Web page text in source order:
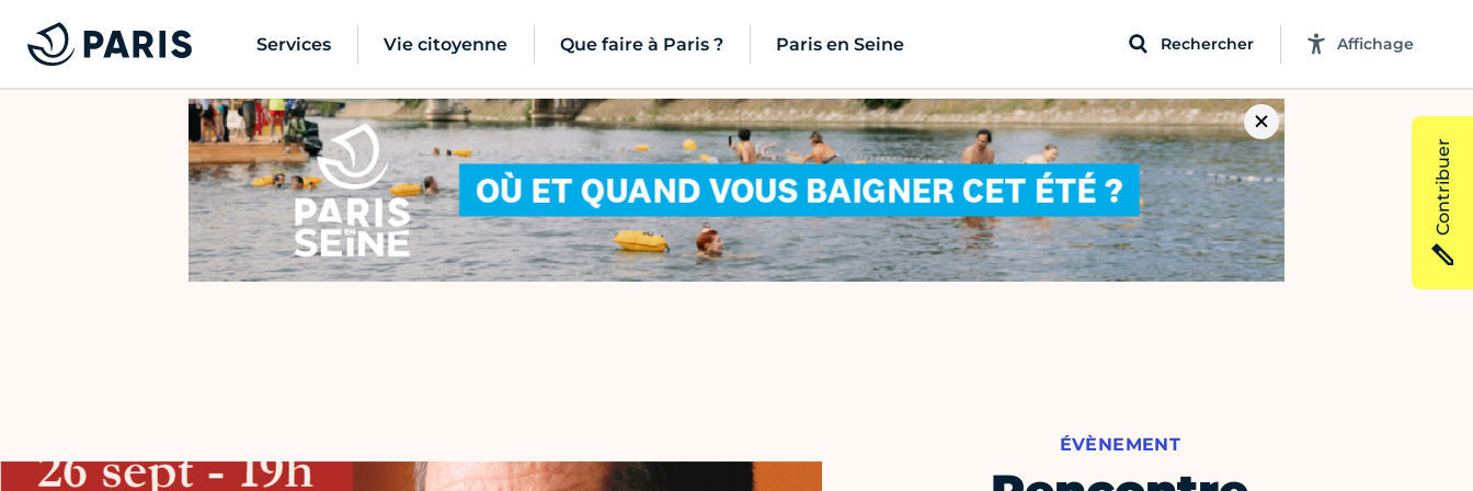
Services Vie citoyenne Que faire à Paris ? Paris en Seine Rechercher Affichage
ÉVÈNEMENT
Contribuer